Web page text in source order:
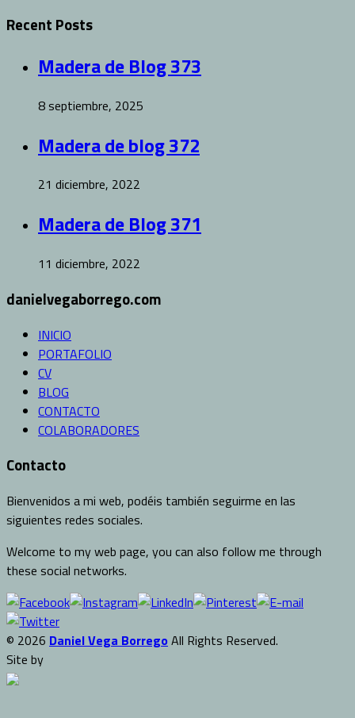
Recent Posts
Madera de Blog 373
8 septiembre, 2025
Madera de blog 372
21 diciembre, 2022
Madera de Blog 371
11 diciembre, 2022
danielvegaborrego.com
INICIO
PORTAFOLIO
CV
BLOG
CONTACTO
COLABORADORES
Contacto
Bienvenidos a mi web, podéis también seguirme en las
siguientes redes sociales.
Welcome to my web page, you can also follow me through
these social networks.
© 2026 Daniel Vega Borrego All Rights Reserved.
Site by